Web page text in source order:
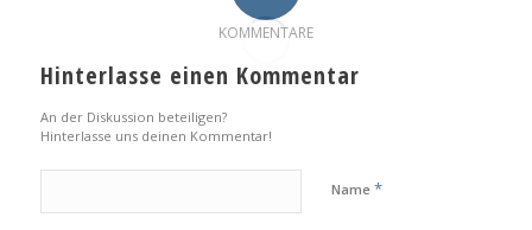
KOMMENTARE
Hinterlasse einen Kommentar
An der Diskussion beteiligen?
Hinterlasse uns deinen Kommentar!
Name *